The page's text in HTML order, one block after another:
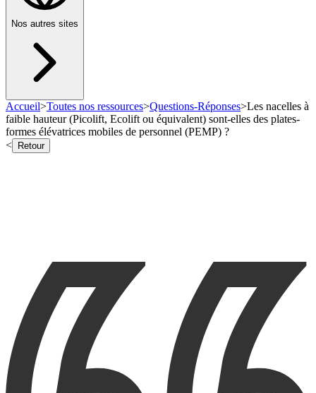
Nos autres sites
Accueil>Toutes nos ressources>Questions-Réponses>Les nacelles à
faible hauteur (Picolift, Ecolift ou équivalent) sont-elles des plates-
formes élévatrices mobiles de personnel (PEMP) ?
<
Retour